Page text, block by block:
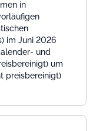
in
im Juni 2026
und
um
preisbereinigt)